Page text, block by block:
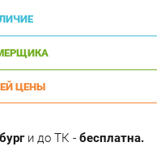
ЦЕНЫ
и до ТК -бесплатна.